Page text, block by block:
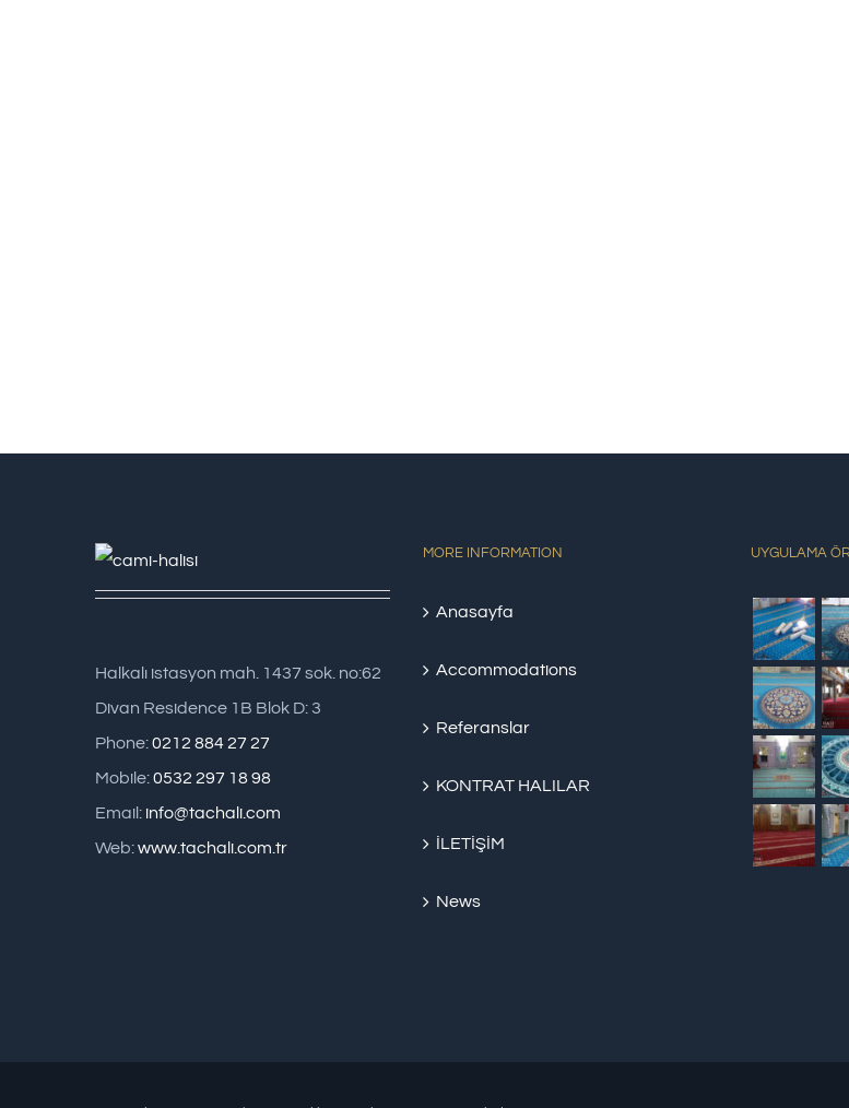
Halkalı istasyon mah. 1437 sok. no:62
Divan Residence 1B Blok D: 3
Phone:0212 884 27 27
Mobile:0532 297 18 98
Email: info@tachali.com
Web:www.tachali.com.tr
MORE INFORMATION
Anasayfa
Accommodations
Referanslar
KONTRAT HALILAR
İLETİŞİM
News
UYGULAMA